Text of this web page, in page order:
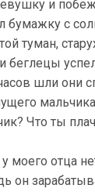
и
бумажку с
туман,
беглецы
шли они
Что ты
моего отца
он